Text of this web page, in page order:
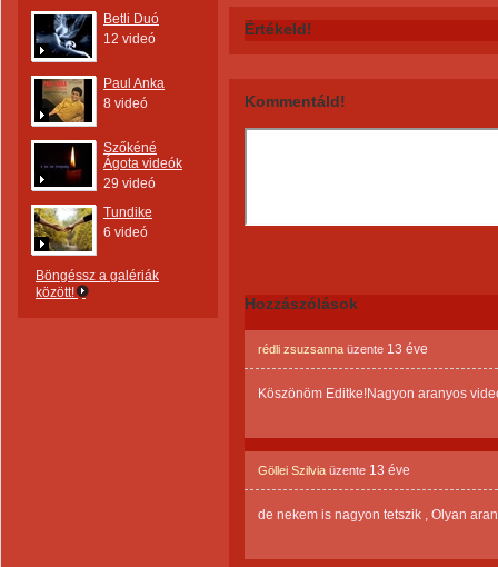
Betli Duó
12 videó
Paul Anka
8 videó
Szőkéné
Ágota videók
29 videó
Tundike
6 videó
Böngéssz a galériák
között!
Értékeld!
Kommentáld!
Hozzászólások
rédli zsuzsanna üzente 13 éve
Köszönöm Editke!Nagyon aranyos
Göllei Szilvia üzente 13 éve
de nekem is nagyon tetszik , Olyan